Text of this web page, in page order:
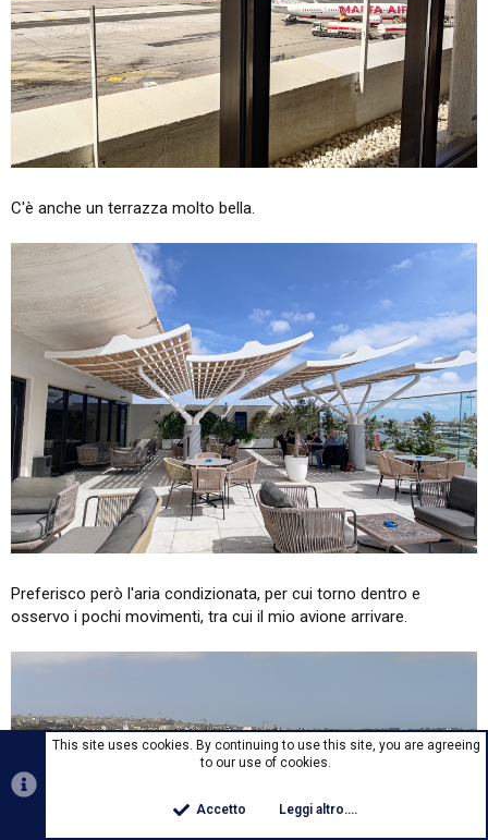
C'è anche un terrazza molto bella.
Preferisco però l'aria condizionata, per cui torno dentro e
osservo i pochi movimenti, tra cui il mio avione arrivare.